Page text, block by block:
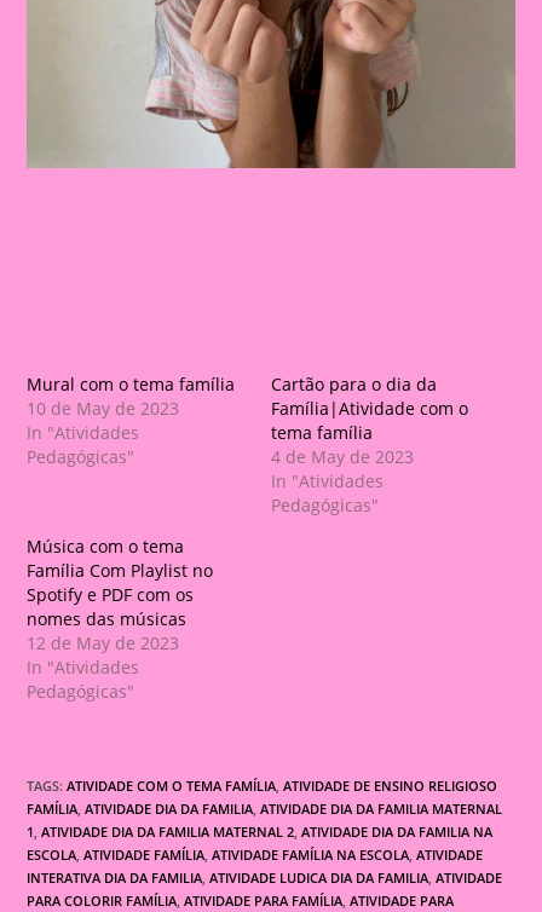
Mural com o tema família
10 de May de 2023
In "Atividades
Pedagógicas"
Cartão para o dia da
Família|Atividade com o
tema família
4 de May de 2023
In "Atividades
Pedagógicas"
Música com o tema
Família Com Playlist no
Spotify e PDF com os
nomes das músicas
12 de May de 2023
In "Atividades
Pedagógicas"
TAGS:ATIVIDADE COM O TEMA FAMÍLIA ATIVIDADE DE ENSINO RELIGIOSO
FAMÍLIA ATIVIDADE DIA DA FAMILIA ATIVIDADE DIA DA FAMILIA MATERNAL
1 ATIVIDADE DIA DA FAMILIA MATERNAL 2 ATIVIDADE DIA DA FAMILIA NA
ESCOLA ATIVIDADE FAMÍLIA ATIVIDADE FAMÍLIA NA ESCOLA ATIVIDADE
INTERATIVA DIA DA FAMILIA ATIVIDADE LUDICA DIA DA FAMILIA ATIVIDADE
PARA COLORIR FAMÍLIA ATIVIDADE PARA FAMÍLIA ATIVIDADE PARA